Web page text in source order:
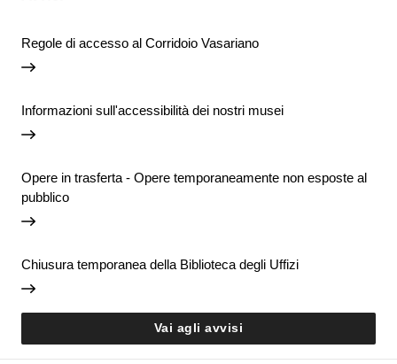
Regole di accesso al Corridoio Vasariano
Informazioni sull'accessibilità dei nostri musei
Opere in trasferta - Opere temporaneamente non esposte al
pubblico
Chiusura temporanea della Biblioteca degli Uffizi
Vai agli avvisi